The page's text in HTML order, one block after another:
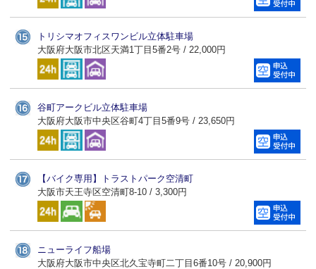
トリシマオフィスワンビル立体駐車場
大阪府大阪市北区天満1丁目5番2号 / 22,000円
谷町アークビル立体駐車場
大阪府大阪市中央区谷町4丁目5番9号 / 23,650円
【バイク専用】トラストパーク空清町
大阪市天王寺区空清町8-10 / 3,300円
ニューライフ船場
大阪府大阪市中央区北久宝寺町二丁目6番10号 / 20,900円